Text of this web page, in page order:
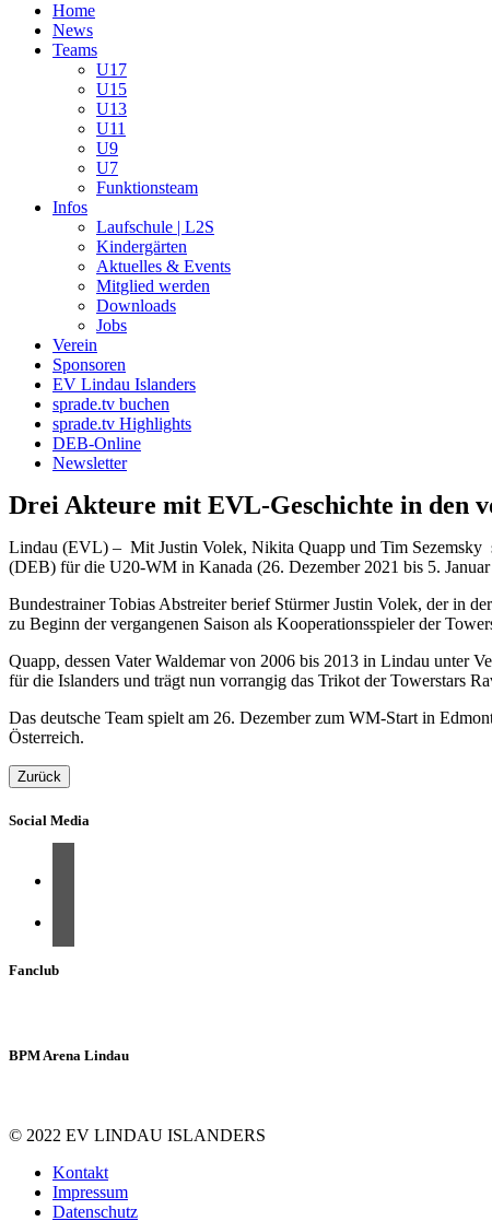
Home
News
Teams
U17
U15
U13
U11
U9
U7
Funktionsteam
Infos
Laufschule | L2S
Kindergärten
Aktuelles & Events
Mitglied werden
Downloads
Jobs
Verein
Sponsoren
EV Lindau Islanders
sprade.tv buchen
sprade.tv Highlights
DEB-Online
Newsletter
Drei Akteure mit EVL-Geschichte in den
Lindau (EVL) – Mit Justin Volek, Nikita Quapp und Tim Sezemsky
(DEB) für die U20-WM in Kanada (26. Dezember 2021 bis 5.
Bundestrainer Tobias Abstreiter berief Stürmer Justin Volek, der in
zu Beginn der vergangenen Saison als Kooperationsspieler der
Quapp, dessen Vater Waldemar von 2006 bis 2013 in Lindau unter
für die Islanders und trägt nun vorrangig das Trikot der Towerstars
Das deutsche Team spielt am 26. Dezember zum WM-Start in
Österreich.
Zurück
Social Media
Fanclub
BPM Arena Lindau
© 2022 EV LINDAU ISLANDERS
Kontakt
Impressum
Datenschutz